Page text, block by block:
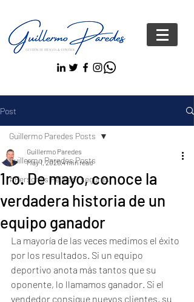
Post
Guillermo Paredes Posts
#Personas FelicesYseguras
Guillermo Paredes Posts
1ro. De mayo, conoce la
verdadera historia de un
equipo ganador
Guillermo Paredes
May 1, 20204 min read
La mayoría de las veces medimos el éxito
por los resultados. Si un equipo
deportivo anota más tantos que su
oponente, lo llamamos ganador. Si el
vendedor consigue nuevos clientes, su